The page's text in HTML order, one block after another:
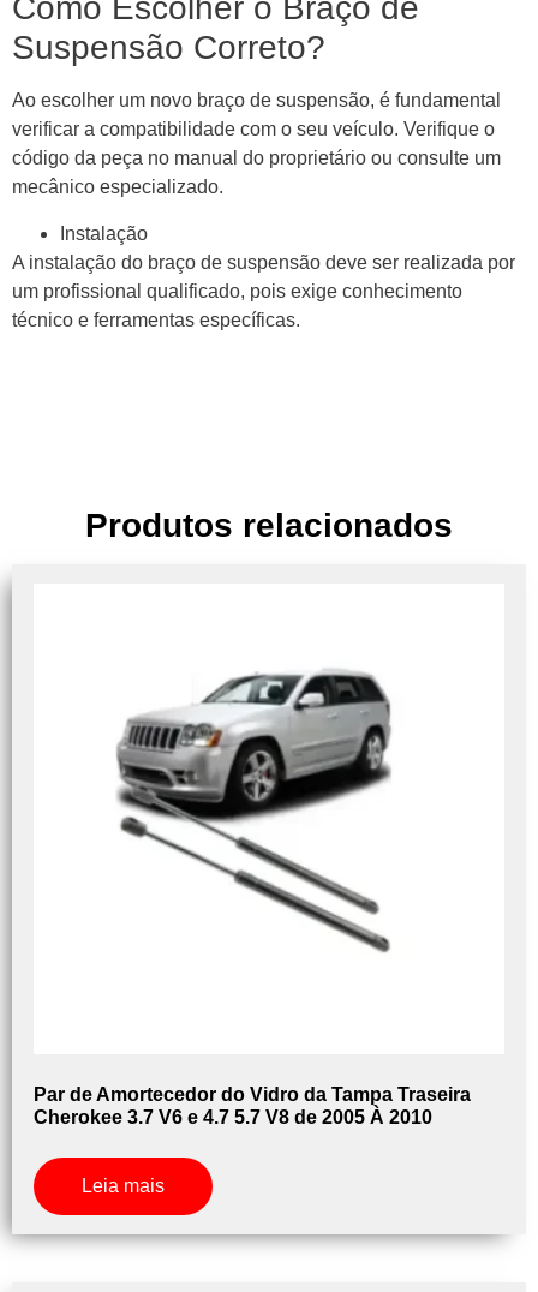
Como Escolher o Braço de
Suspensão Correto?
Ao escolher um novo braço de suspensão, é fundamental
verificar a compatibilidade com o seu veículo. Verifique o
código da peça no manual do proprietário ou consulte um
mecânico especializado.
Instalação
A instalação do braço de suspensão deve ser realizada por
um profissional qualificado, pois exige conhecimento
técnico e ferramentas específicas.
Produtos relacionados
Par de Amortecedor do Vidro da Tampa Traseira
Cherokee 3.7 V6 e 4.7 5.7 V8 de 2005 À 2010
Leia mais